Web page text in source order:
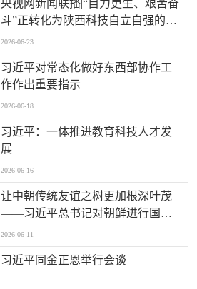
央视网新闻联播|“自力更生、艰苦奋
斗”正转化为陕西科技自立自强的坚
实力量
2026-06-23
习近平对常态化做好东西部协作工
作作出重要指示
2026-06-18
习近平：一体推进教育科技人才发
展
2026-06-16
让中朝传统友谊之树更加根深叶茂
——习近平总书记对朝鲜进行国事
访问纪实
2026-06-11
习近平同金正恩举行会谈